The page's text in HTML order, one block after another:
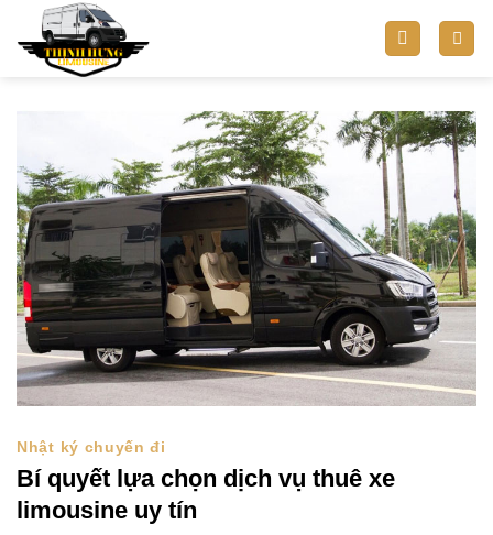
qua
Nhật ký chuyến đi
Bí quyết lựa chọn dịch vụ thuê xe
limousine uy tín